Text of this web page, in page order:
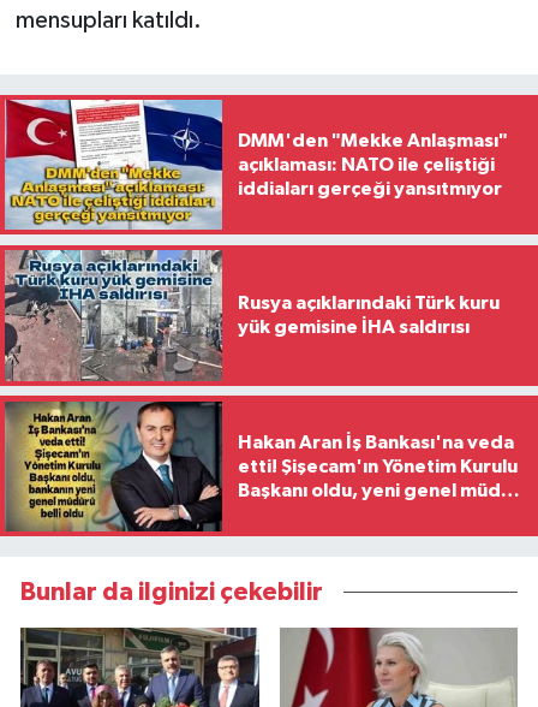
mensupları katıldı.
DMM'den "Mekke Anlaşması"
açıklaması: NATO ile çeliştiği
iddiaları gerçeği yansıtmıyor
Rusya açıklarındaki Türk kuru
yük gemisine İHA saldırısı
Hakan Aran İş Bankası'na veda
etti! Şişecam'ın Yönetim Kurulu
Başkanı oldu, yeni genel müdür
Bunlar da ilginizi çekebilir